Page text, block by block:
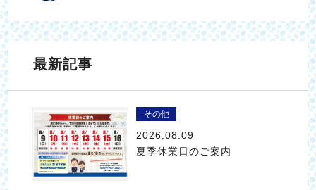
最新記事
その他
2026.08.09
夏季休業日のご案内